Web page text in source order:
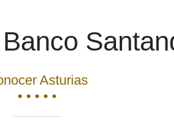
Asturias
• • • • •